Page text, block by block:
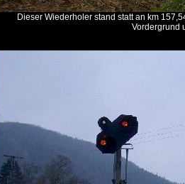
Dieser Wiederholer stand statt an km
Vordergrund